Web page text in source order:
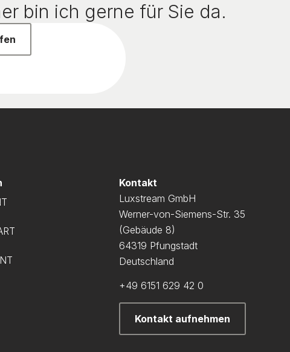
bin ich gerne für Sie da.
Kontakt
Luxstream GmbH
Werner-von-Siemens-Str. 35
(Gebäude 8)
64319 Pfungstadt
Deutschland
+49 6151 629 42 0
Kontakt aufnehmen